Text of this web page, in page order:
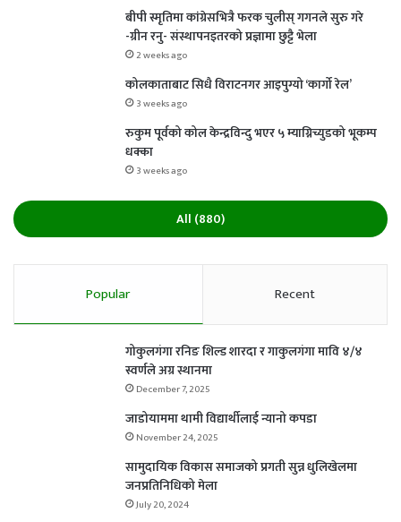
बीपी स्मृतिमा कांग्रेसभित्रै फरक चुलीस् गगनले सुरु गरे
-ग्रीन रनु- संस्थापनइतरको प्रज्ञामा छुट्टै भेला
2 weeks ago
कोलकाताबाट सिधै विराटनगर आइपुग्यो ‘कार्गो रेल’
3 weeks ago
रुकुम पूर्वको कोल केन्द्रविन्दु भएर ५ म्याग्निच्युडको भूकम्प
धक्का
3 weeks ago
All (880)
Popular Recent
गोकुलगंगा रनिङ शिल्ड शारदा र गाकुलगंगा मावि ४/४
स्वर्णले अग्र स्थानमा
December 7, 2025
जाडोयाममा थामी विद्यार्थीलाई न्यानो कपडा
November 24, 2025
सामुदायिक विकास समाजको प्रगती सुन्न धुलिखेलमा
जनप्रतिनिधिको मेला
July 20, 2024